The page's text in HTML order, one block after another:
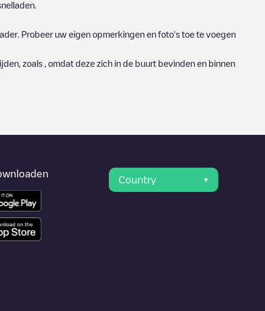
Probeer uw eigen opmerkingen en foto's toe te voegen
zoals , omdat deze zich in de buurt bevinden en binnen
Country